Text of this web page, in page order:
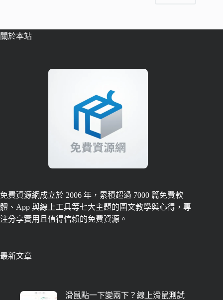
關於本站
免費資源網成立於 2006 年，累積超過 7000 篇免費軟
體、App 與線上工具等七大主題的圖文教學與心得，專
注分享實用且值得信賴的免費資源。
最新文章
滑鼠點一下變兩下？線上滑鼠測試